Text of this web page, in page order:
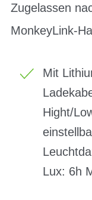
Zugelassen
MonkeyLink-
Mit
Hight/
Lux: 6h